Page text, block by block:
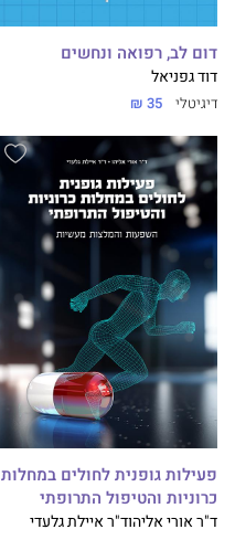
דום לב, רפואה ונחשים
דוד גפניאל
דיגיטלי 35 ₪
פעילות גופנית לחולים במחלות
כרוניות והטיפול התרופתי
ד"ר אורי אליהוד"ר איילת גלעדי